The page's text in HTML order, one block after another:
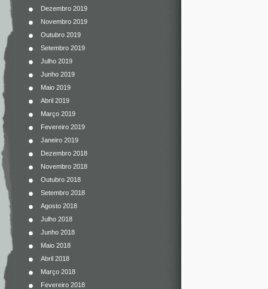
Dezembro 2019
Novembro 2019
Outubro 2019
Setembro 2019
Julho 2019
Junho 2019
Maio 2019
Abril 2019
Março 2019
Fevereiro 2019
Janeiro 2019
Dezembro 2018
Novembro 2018
Outubro 2018
Setembro 2018
Agosto 2018
Julho 2018
Junho 2018
Maio 2018
Abril 2018
Março 2018
Fevereiro 2018